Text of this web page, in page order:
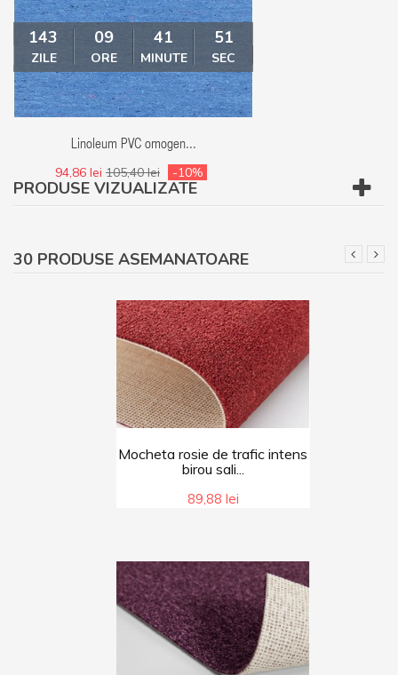
143
ZILE
09
ORE
41
MINUTE
51
SEC
Linoleum PVC omogen...
94,86 lei 105,40 lei -10%
PRODUSE VIZUALIZATE
30 PRODUSE ASEMANATOARE
Mocheta rosie de trafic intens
birou sali...
89,88 lei